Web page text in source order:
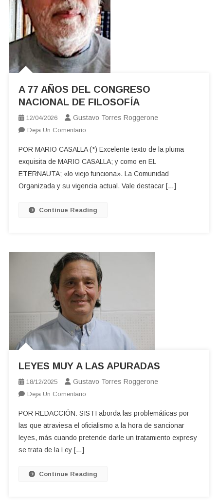
A 77 AÑOS DEL CONGRESO
NACIONAL DE FILOSOFÍA
12/04/2026 Gustavo Torres Roggerone
Deja Un ComentarioEn
77
AÑOS
DEL
CONGRESO
DE
POR MARIO CASALLA (*) Excelente texto de la pluma
exquisita de MARIO CASALLA; y como en EL
ETERNAUTA; «lo viejo funciona». La Comunidad
Organizada y su vigencia actual. Vale destacar […]
Continue Reading
LEYES MUY A LAS APURADAS
18/12/2025 Gustavo Torres Roggerone
Deja Un ComentarioEn
MUY
A
LAS
POR REDACCIÓN: SISTI aborda las problemáticas por
las que atraviesa el oficialismo a la hora de sancionar
leyes, más cuando pretende darle un tratamiento expresy
se trata de la Ley […]
Continue Reading